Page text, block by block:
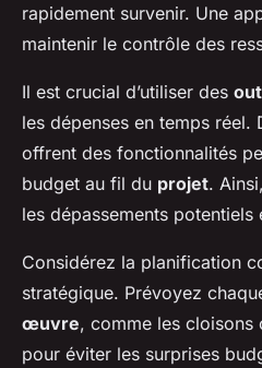
rapidement survenir. Une
maintenir le contrôle des
Il est crucial d’utiliser des
les dépenses en temps
offrent des fonctionnalités
budget au fil du projet.
les dépassements
Considérez la planification
stratégique. Prévoyez
œuvre, comme les cloisons
pour éviter les surprises